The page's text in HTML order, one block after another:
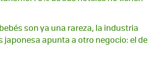
son ya una rareza, la industria
japonesa apunta a otro negocio: el de